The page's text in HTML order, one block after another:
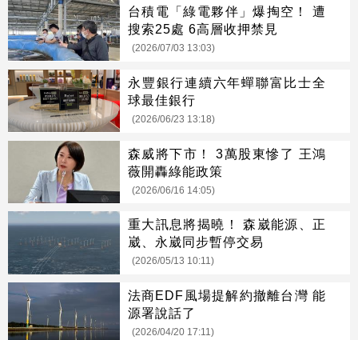
台積電「綠電夥伴」爆掏空！ 遭
搜索25處 6高層收押禁見
(2026/07/03 13:03)
永豐銀行連續六年蟬聯富比士全
球最佳銀行
(2026/06/23 13:18)
森威將下市！ 3萬股東慘了 王鴻
薇開轟綠能政策
(2026/06/16 14:05)
重大訊息將揭曉！ 森崴能源、正
崴、永崴同步暫停交易
(2026/05/13 10:11)
法商EDF風場提解約撤離台灣 能
源署說話了
(2026/04/20 17:11)